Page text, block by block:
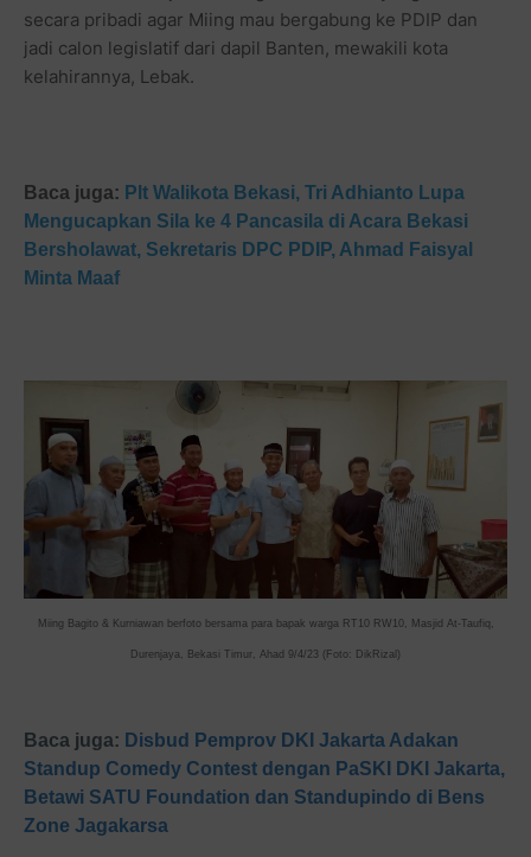
secara pribadi agar Miing mau bergabung ke PDIP dan
jadi calon legislatif dari dapil Banten, mewakili kota
kelahirannya, Lebak.
Baca juga: Plt Walikota Bekasi, Tri Adhianto Lupa
Mengucapkan Sila ke 4 Pancasila di Acara Bekasi
Bersholawat, Sekretaris DPC PDIP, Ahmad Faisyal
Minta Maaf
Miing Bagito & Kurniawan berfoto bersama para bapak warga RT10 RW10, Masjid At-Taufiq,
Durenjaya, Bekasi Timur, Ahad 9/4/23 (Foto: DikRizal)
Baca juga: Disbud Pemprov D KI Jakarta Adakan
Standup Comedy Contest dengan PaSKI DKI Jakarta,
Betawi SATU Foundation dan Standupindo di Bens
Zone Jagakarsa